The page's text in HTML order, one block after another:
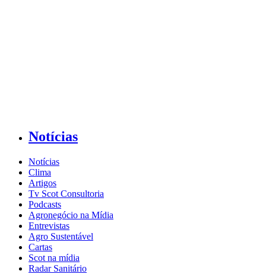
Notícias
Notícias
Clima
Artigos
Tv Scot Consultoria
Podcasts
Agronegócio na Mídia
Entrevistas
Agro Sustentável
Cartas
Scot na mídia
Radar Sanitário